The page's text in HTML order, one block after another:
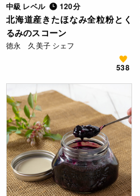
中級 レベル 120分
北海道産きたほなみ全粒粉とく
るみのスコーン
徳永 久美子 シェフ
538